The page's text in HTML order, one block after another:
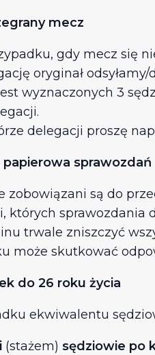
mecz
gdy mecz się
oryginał
wyznaczonych 3
delegacji proszę
papierowa sprawozdań
zobowiązani są do
których sprawozdania
trwale zniszczyć
może skutkować
do 26 roku życia
ekwiwalentu
(stażem) sędziowie po